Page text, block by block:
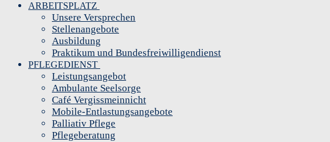
ARBEITSPLATZ
Unsere Versprechen
Stellenangebote
Ausbildung
Praktikum und Bundesfreiwilligendienst
PFLEGEDIENST
Leistungsangebot
Ambulante Seelsorge
Café Vergissmeinnicht
Mobile-Entlastungsangebote
Palliativ Pflege
Pflegeberatung